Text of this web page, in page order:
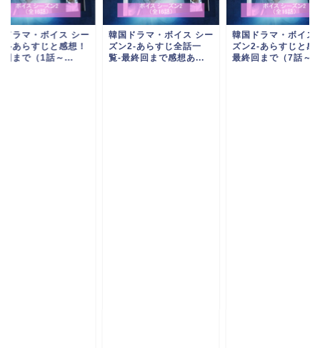
ドラマ・ボイス シー
2-あらすじと感想！
回まで（1話～...
韓国ドラマ・ボイス シー
ズン2-あらすじ全話一
覧-最終回まで感想あ...
韓国ドラマ・ボイス
ズン2-あらすじと感
最終回まで（7話～...